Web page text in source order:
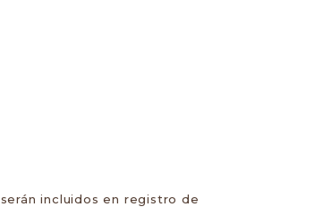
incluidos en registro de